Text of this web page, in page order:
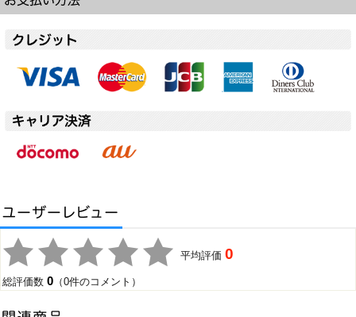
平均評価0
総評価数0 （0件のコメント）